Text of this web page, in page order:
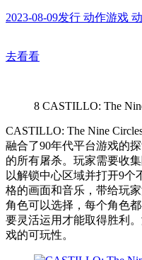
2023-08-09发行 动作游戏
去看看
8 CASTILLO: The
CASTILLO: The Nine
融合了90年代平台游戏的
的所有屠杀。玩家需要收
以解锁中心区域并打开9
格的画面和音乐，带给玩
角色可以选择，每个角色
要灵活运用才能取得胜利
戏的可玩性。